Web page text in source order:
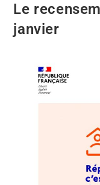
Le
janvier